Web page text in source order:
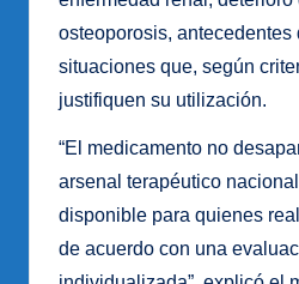
osteoporosis, antecedentes
situaciones que, según
justifiquen su utilización.
“El medicamento no
arsenal terapéutico
disponible para quienes
de acuerdo con una